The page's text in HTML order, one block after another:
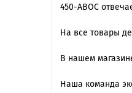
450-ABOC
На все товары
В нашем
Наша команда